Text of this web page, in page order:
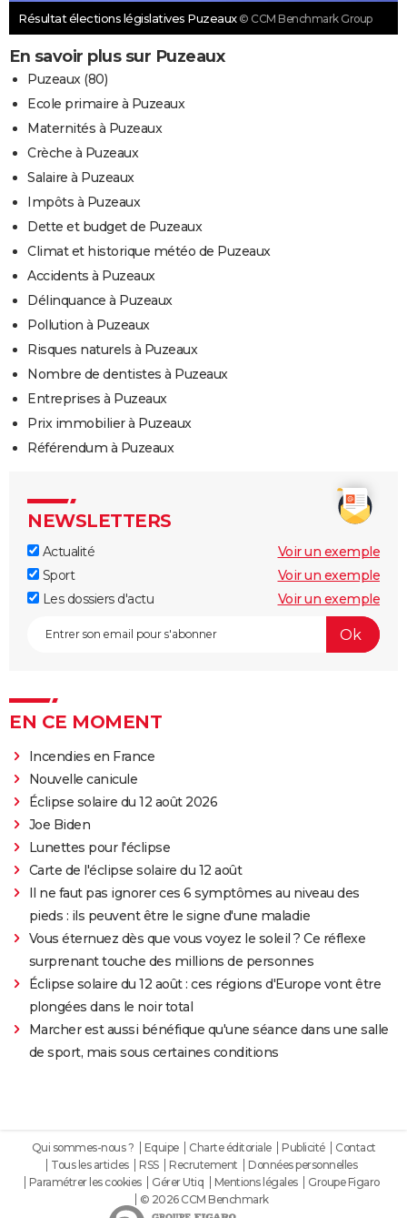
Résultat élections législatives Puzeaux © CCM Benchmark Group
En savoir plus sur Puzeaux
Puzeaux (80)
Ecole primaire à Puzeaux
Maternités à Puzeaux
Crèche à Puzeaux
Salaire à Puzeaux
Impôts à Puzeaux
Dette et budget de Puzeaux
Climat et historique météo de Puzeaux
Accidents à Puzeaux
Délinquance à Puzeaux
Pollution à Puzeaux
Risques naturels à Puzeaux
Nombre de dentistes à Puzeaux
Entreprises à Puzeaux
Prix immobilier à Puzeaux
Référendum à Puzeaux
NEWSLETTERS
Actualité
Voir un exemple
Sport
Voir un exemple
Les dossiers d'actu
Voir un exemple
EN CE MOMENT
Incendies en France
Nouvelle canicule
Éclipse solaire du 12 août 2026
Joe Biden
Lunettes pour l'éclipse
Carte de l'éclipse solaire du 12 août
Il ne faut pas ignorer ces 6 symptômes au niveau des
pieds : ils peuvent être le signe d'une maladie
Vous éternuez dès que vous voyez le soleil ? Ce réflexe
surprenant touche des millions de personnes
Éclipse solaire du 12 août : ces régions d'Europe vont être
plongées dans le noir total
Marcher est aussi bénéfique qu'une séance dans une salle
de sport, mais sous certaines conditions
Qui sommes-nous ? Equipe Charte éditoriale Publicité
Contact
Tous les articles
RSS Recrutement
Données personnelles
Paramétrer les cookies
Gérer Utiq Mentions légales
Groupe Figaro
© 2026 CCM Benchmark